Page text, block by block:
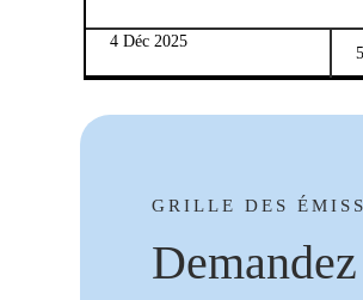
4 Déc 2025
GRILLE DES